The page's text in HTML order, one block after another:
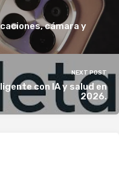
cámara y
NEXT POST
con IA y salud en
2026.